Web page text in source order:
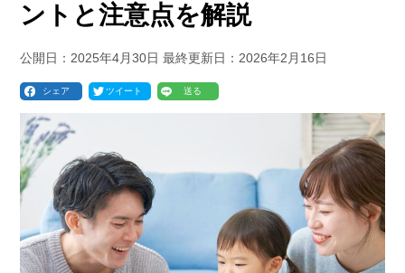
ントと注意点を解説
公開日： 2025年4月30日 最終更新日： 2026年2月16日
シェア ツイート 送る